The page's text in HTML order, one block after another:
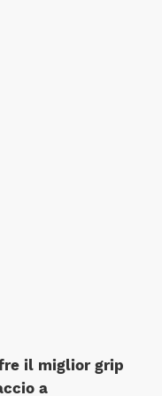
il miglior grip
a